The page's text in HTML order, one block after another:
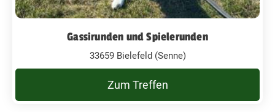
Gassirunden und Spielerunden
33659 Bielefeld (Senne)
Zum Treffen